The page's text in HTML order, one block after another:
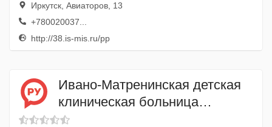
Иркутск, Авиаторов, 13
+780020037...
http://38.is-mis.ru/pp
Ивано-Матренинская детская
клиническая больница
Отделение Экстренной